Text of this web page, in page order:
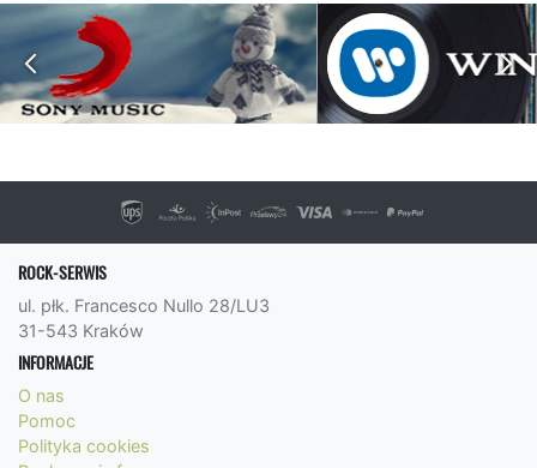
ROCK-SERWIS
ul. płk. Francesco Nullo 28/LU3
31-543 Kraków
INFORMACJE
O nas
Pomoc
Polityka cookies